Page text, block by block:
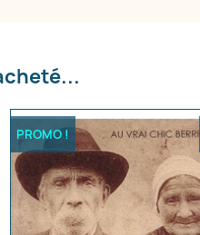
PROMO !
Créer une liste d'envies